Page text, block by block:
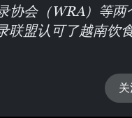
协会（WRA）等
盟认可了越南饮